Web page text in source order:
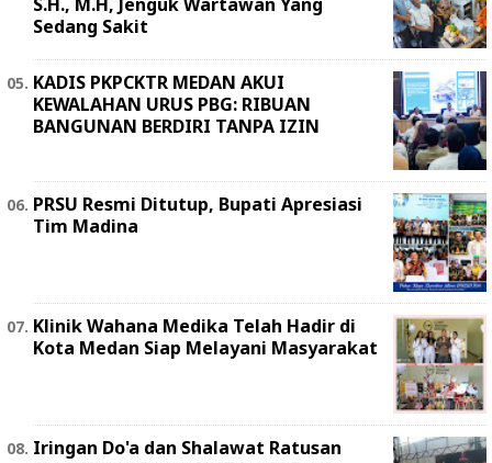
Sedang Sakit
KADIS PKPCKTR MEDAN AKUI
KEWALAHAN URUS PBG: RIBUAN
BANGUNAN BERDIRI TANPA IZIN
PRSU Resmi Ditutup, Bupati Apresiasi
Tim Madina
Klinik Wahana Medika Telah Hadir di
Kota Medan Siap Melayani Masyarakat
Iringan Do'a dan Shalawat Ratusan